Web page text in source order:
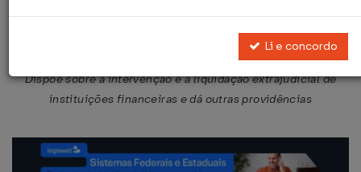
Publicado no DOU em 13 mar 1974
Dispõe sobre a intervenção e a liquidação extrajudicial de
instituições financeiras e dá outras providências
Li e concordo